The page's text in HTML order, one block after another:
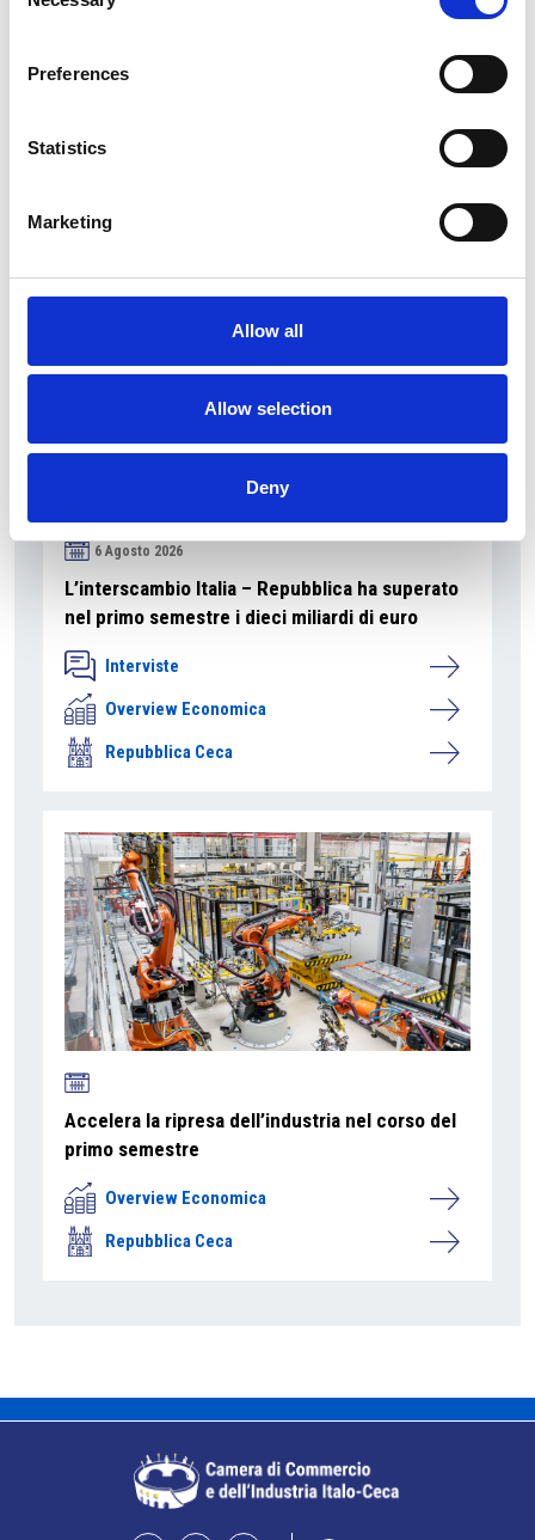
Preferences
Statistics
Marketing
Allow all
Allow selection
Deny
Repubblica Ceca
6 Agosto 2026
L’interscambio Italia – Repubblica ha superato
nel primo semestre i dieci miliardi di euro
Interviste
Overview Economica
Repubblica Ceca
Accelera la ripresa dell’industria nel corso del
primo semestre
Overview Economica
Repubblica Ceca